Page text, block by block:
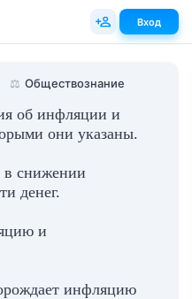
⚖️ Обществознание
об инфляции и
они указаны.
в снижении
денег.
и
инфляцию
Вход